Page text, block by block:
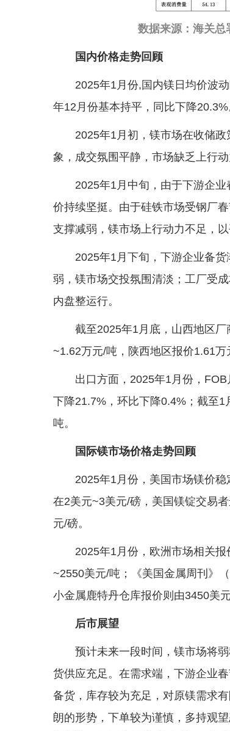
数据来源：海关总
国内价格走势回顾
2025年1月份,国内镁日均价波
年12月份基本持平，同比下降20.3%
2025年1月初，镁市场在收储
象，成交氛围平静，市场缺乏上行动
2025年1月中旬，由于下游企
价持续坚挺。由于硅铁市场受钢厂
支撑减弱，镁市场上行动力不足，以
2025年1月下旬，下游企业备
弱，镁市场交投氛围清淡；工厂受
内盘整运行。
截至2025年1月底，山西地区
~1.62万元/吨，陕西地区报价1.61万
出口方面，2025年1月份，
下降21.7%，环比下降0.4%；截至
吨。
国际镁市场价格走势回顾
2025年1月份，美国市场镁价
在2美元~3美元/磅，美国镁锭交易
元/磅。
2025年1月份，欧洲市场相关
~2550美元/吨；《美国金属周刊》
小金属鹿特丹仓库报价则由3450美
后市展望
预计未来一段时间，镁市场将
货供应充足。在需求端，下游企业
备货，库存较为充足，对原镁需求
朗的形势，下单较为谨慎，多持观